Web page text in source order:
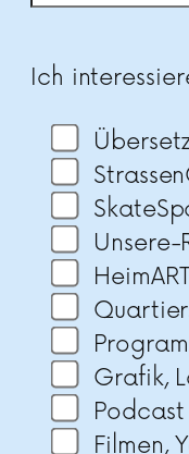
Ich
Unsere-
Grafik,
Podcast
Filmen,